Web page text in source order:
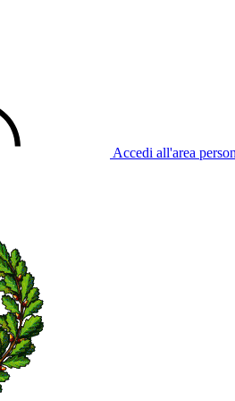
Accedi all'area